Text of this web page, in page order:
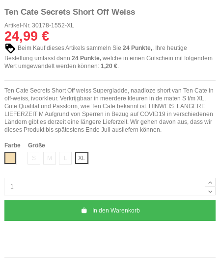
Ten Cate Secrets Short Off Weiss
Artikel-Nr. 30178-1552-XL
24,99 €
Beim Kauf dieses Artikels sammeln Sie 24 Punkte,. Ihre heutige
Bestellung umfasst dann 24 Punkte, welche in einen Gutschein mit folgendem
Wert umgewandelt werden können: 1,20 €
Ten Cate Secrets Short Off weiss Supergladde, naadloze short van Ten Cate in
off-weiss, ivoorkleur. Verkrijgbaar in meerdere kleuren in de maten S t/m XL.
Gute Qualität und Passform, wie Ten Cate bekannt ist. HINWEIS: LANGERE
LIEFERZEIT M Aufgrund von Sperren in Bezug auf COVID19 in verschiedenen
Ländern gibt es derzeit eine längere Lieferzeit. Wir gehen davon aus, dass wir
dieses Produkt bis spätestens Ende Juli ausliefern können.
Farbe
huidskleur
Größe
S
M L XL
In den Warenkorb